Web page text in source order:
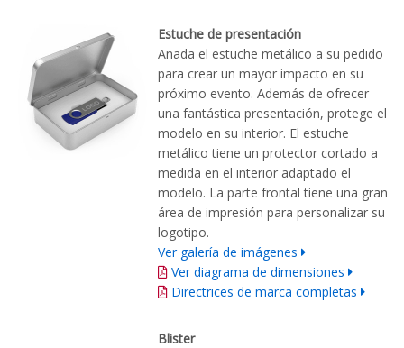
Estuche de presentación
Añada el estuche metálico a su pedido
para crear un mayor impacto en su
próximo evento. Además de ofrecer
una fantástica presentación, protege el
modelo en su interior. El estuche
metálico tiene un protector cortado a
medida en el interior adaptado el
modelo. La parte frontal tiene una gran
área de impresión para personalizar su
logotipo.
Ver galería de imágenes
Ver diagrama de dimensiones
Directrices de marca completas
Blister